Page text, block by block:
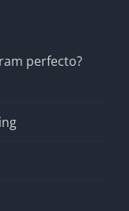
perfecto?